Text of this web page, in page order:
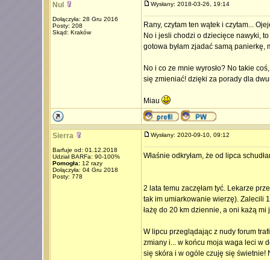
Nul
Dołączyła: 28 Gru 2016
Posty: 208
Skąd: Kraków
Wysłany: 2018-03-26, 19:14
Rany, czytam ten wątek i czytam...
No i jesli chodzi o dziecięce nawyki,
gotowa byłam zjadać samą panierkę,
No i co ze mnie wyrosło? No takie
się zmieniać! dzięki za porady dla
Miau
Sierra
Barfuje od: 01.12.2018
Udział BARFa: 90-100%
Pomogła:12 razy
Dołączyła: 04 Gru 2018
Posty: 778
Wysłany: 2020-09-10, 09:12
Właśnie odkryłam, że od lipca
2 lata temu zaczęłam tyć. Lekarze
tak im umiarkowanie wierzę). Zalecili
łażę do 20 km dziennie, a oni każą
W lipcu przeglądając z nudy forum
zmiany i... w końcu moja waga leci w
się skóra i w ogóle czuję się świetnie!